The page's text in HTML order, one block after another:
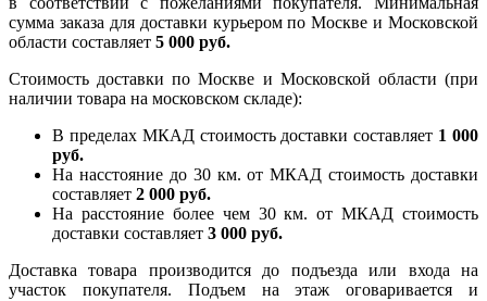
сумма заказа для доставки курьером по Москве и Московской
области составляет 5 000 руб.
Стоимость доставки по Москве и Московской области (при
наличии товара на московском складе):
В пределах МКАД стоимость доставки составляет 1 000
руб.
На насcтояние до 30 км. от МКАД стоимость доставки
составляет 2 000 руб.
На расстояние более чем 30 км. от МКАД стоимость
доставки составляет 3 000 руб.
Доставка товара производится до подъезда или входа на
участок покупателя. Подъем на этаж оговаривается и